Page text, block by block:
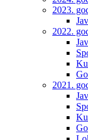
2023.
2022.
2021.